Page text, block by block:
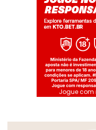
Jogue com